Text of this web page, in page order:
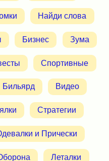
Найди слова
Бизнес Зума
Спортивные
Бильярд Видео
Стратегии
и Прически
Леталки